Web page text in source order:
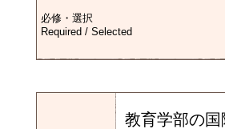
必修・選択
Required / Selected
教育学部の